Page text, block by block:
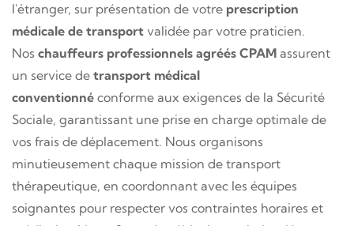
l'étranger, sur présentation de votre prescription
médicale de transport validée par votre praticien.
Nos chauffeurs professionnels agréés CPAM assurent
un service de transport médical
conventionné conforme aux exigences de la Sécurité
Sociale, garantissant une prise en charge optimale de
vos frais de déplacement. Nous organisons
minutieusement chaque mission de transport
thérapeutique, en coordonnant avec les équipes
soignantes pour respecter vos contraintes horaires et